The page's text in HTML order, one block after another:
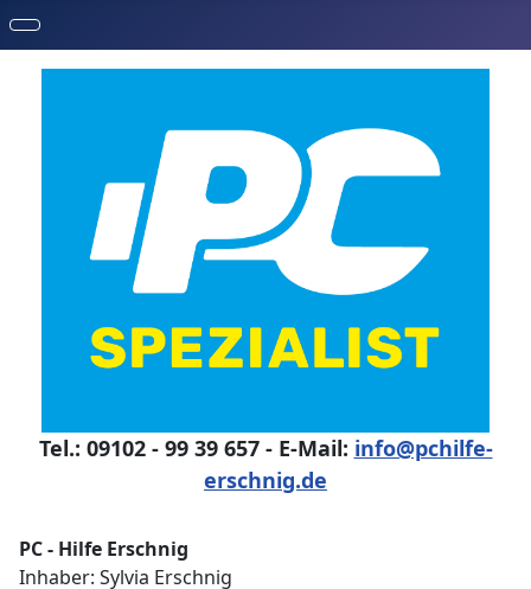
Tel.: 09102 - 99 39 657 - E-Mail: info@pchilfe-
erschnig.de
PC - Hilfe Erschnig
Inhaber: Sylvia Erschnig